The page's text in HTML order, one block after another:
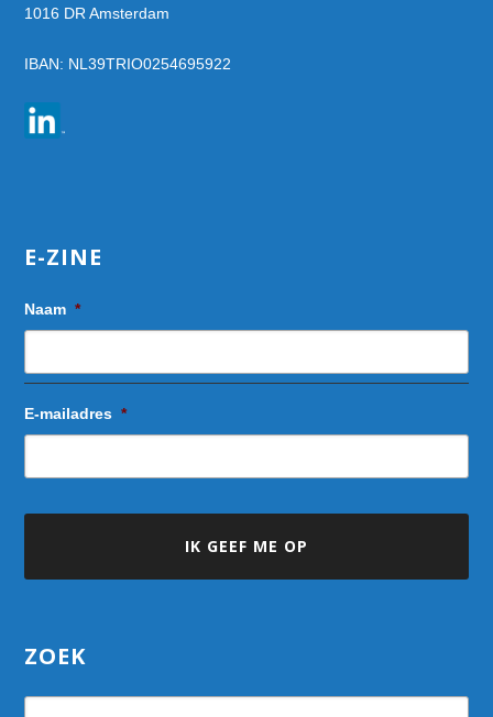
1016 DR Amsterdam
IBAN: NL39TRIO0254695922
E-ZINE
Naam *
E-mailadres *
ZOEK